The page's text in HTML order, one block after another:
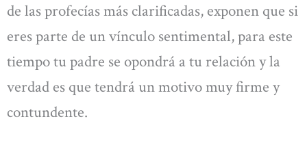
de las profecías más clarificadas, exponen que si
eres parte de un vínculo sentimental, para este
tiempo tu padre se opondrá a tu relación y la
verdad es que tendrá un motivo muy firme y
contundente.